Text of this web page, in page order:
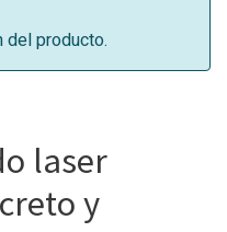
del producto.
laser
y